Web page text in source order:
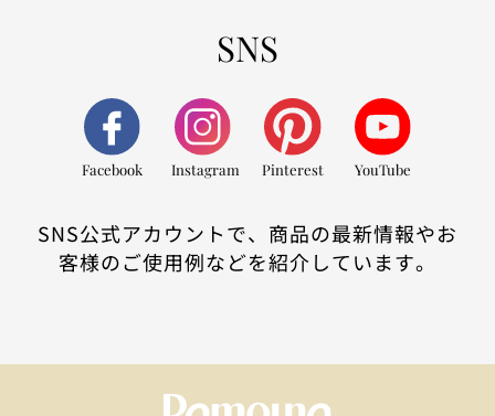
SNS
Facebook Instagram Pinterest YouTube
SNS公式アカウントで、商品の最新情報やお
客様のご使用例などを紹介しています。